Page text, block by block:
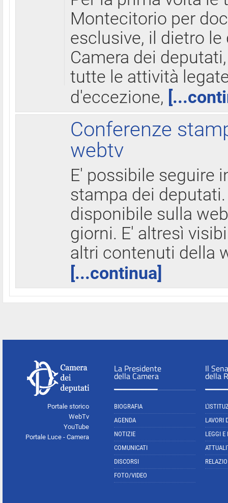
Montecitorio per
esclusive, il dietro
Camera dei
tutte le attività
d'eccezione,
Conferenze
webtv
E' possibile seguire
stampa dei
disponibile sulla
giorni. E' altresì
altri contenuti della
[...continua]
Portale storico
WebTv
YouTube
Portale Luce - Camera
La Presidente
della Camera
BIOGRAFIA
AGENDA
NOTIZIE
COMUNICATI
DISCORSI
FOTO/VIDEO
Il
della
LAVORI
LEGGI E